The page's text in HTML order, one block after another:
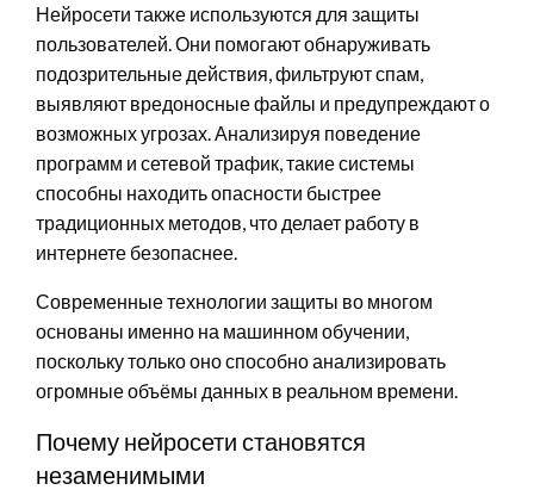
Нейросети также используются для защиты
пользователей. Они помогают обнаруживать
подозрительные действия, фильтруют спам,
выявляют вредоносные файлы и предупреждают о
возможных угрозах. Анализируя поведение
программ и сетевой трафик, такие системы
способны находить опасности быстрее
традиционных методов, что делает работу в
интернете безопаснее.
Современные технологии защиты во многом
основаны именно на машинном обучении,
поскольку только оно способно анализировать
огромные объёмы данных в реальном времени.
Почему нейросети становятся
незаменимыми